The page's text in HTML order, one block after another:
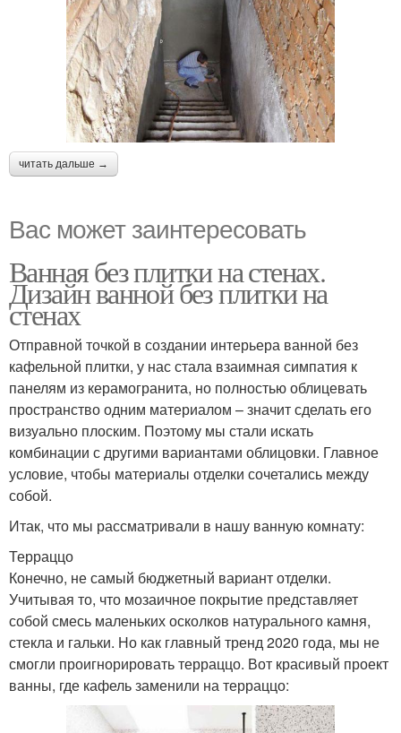
читать дальше →
Вас может заинтересовать
Ванная без плитки на стенах.
Дизайн ванной без плитки на
стенах
Отправной точкой в создании интерьера ванной без
кафельной плитки, у нас стала взаимная симпатия к
панелям из керамогранита, но полностью облицевать
пространство одним материалом – значит сделать его
визуально плоским. Поэтому мы стали искать
комбинации с другими вариантами облицовки. Главное
условие, чтобы материалы отделки сочетались между
собой.
Итак, что мы рассматривали в нашу ванную комнату:
Терраццо
Конечно, не самый бюджетный вариант отделки.
Учитывая то, что мозаичное покрытие представляет
собой смесь маленьких осколков натурального камня,
стекла и гальки. Но как главный тренд 2020 года, мы не
смогли проигнорировать терраццо. Вот красивый проект
ванны, где кафель заменили на терраццо: